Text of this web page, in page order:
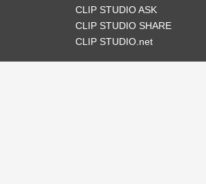
CLIP STUDIO ASK
CLIP STUDIO SHARE
CLIP STUDIO.net